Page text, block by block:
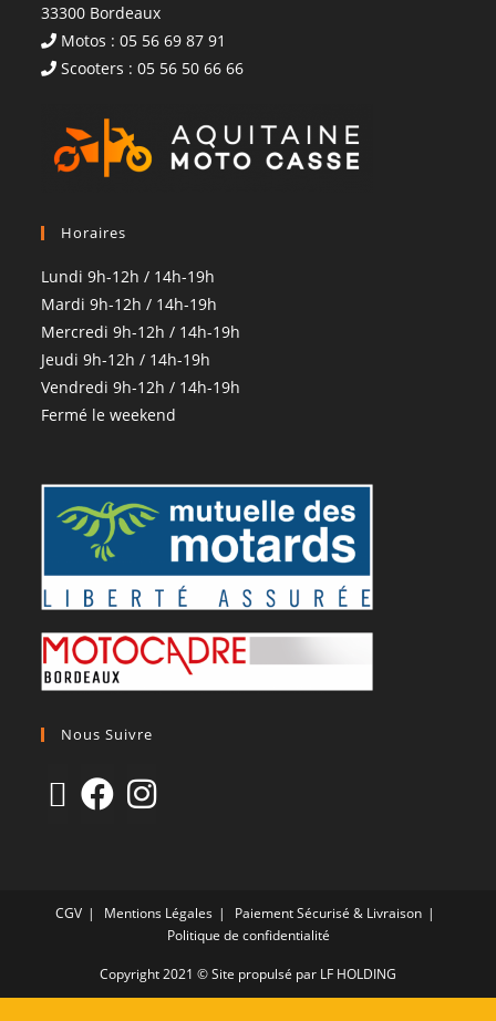
33300 Bordeaux
Motos : 05 56 69 87 91
Scooters : 05 56 50 66 66
Horaires
Lundi 9h-12h / 14h-19h
Mardi 9h-12h / 14h-19h
Mercredi 9h-12h / 14h-19h
Jeudi 9h-12h / 14h-19h
Vendredi 9h-12h / 14h-19h
Fermé le weekend
Nous Suivre
CGV Mentions Légales
Paiement Sécurisé & Livraison
Politique de confidentialité
Copyright 2021 © Site propulsé par LF HOLDING